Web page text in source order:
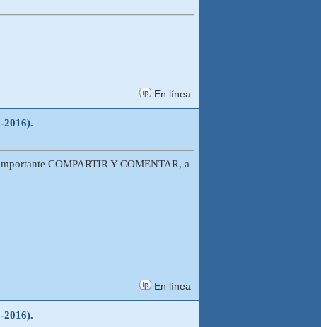
En línea
2016).
COMPARTIR Y COMENTAR, a
En línea
2016).